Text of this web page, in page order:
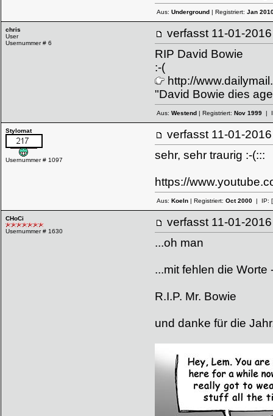
Aus: Underground | Registriert: Jan
chris
User
Usernummer # 6
verfasst 11-01-
RIP David Bowie
:-(
http://
"David Bowie dies
Aus: Westend | Registriert: Nov 1999 |
Stylomat
Usernummer # 1097
verfasst 11-01-
sehr, sehr traurig :-(:::
https://
Aus: Koeln | Registriert: Oct 2000 | IP:
CHoCi
Usernummer # 1630
verfasst 11-01-
...oh man
...mit fehlen die
R.I.P. Mr. Bowie
und danke für die